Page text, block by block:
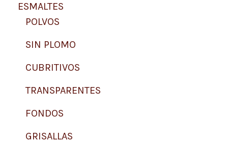
ESMALTES
POLVOS
SIN PLOMO
CUBRITIVOS
TRANSPARENTES
FONDOS
GRISALLAS